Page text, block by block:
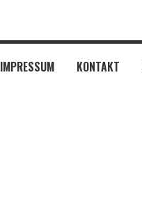
IMPRESSUM KONTAKT